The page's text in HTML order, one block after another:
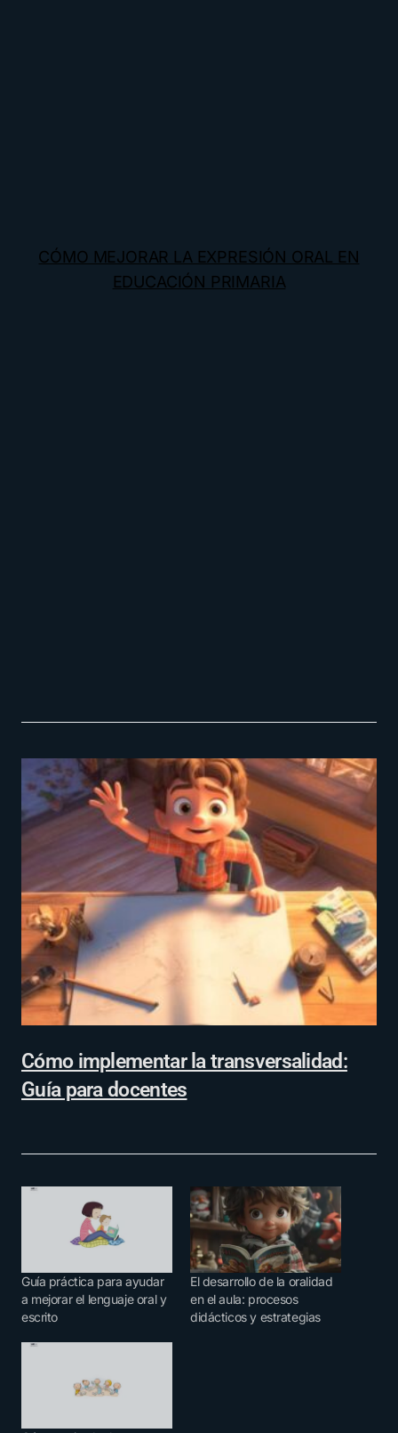
CÓMO MEJORAR LA EXPRESIÓN ORAL EN
EDUCACIÓN PRIMARIA
Cómo implementar la transversalidad:
Guía para docentes
Guía práctica para ayudar
a mejorar el lenguaje oral y
escrito
El desarrollo de la oralidad
en el aula: procesos
didácticos y estrategias